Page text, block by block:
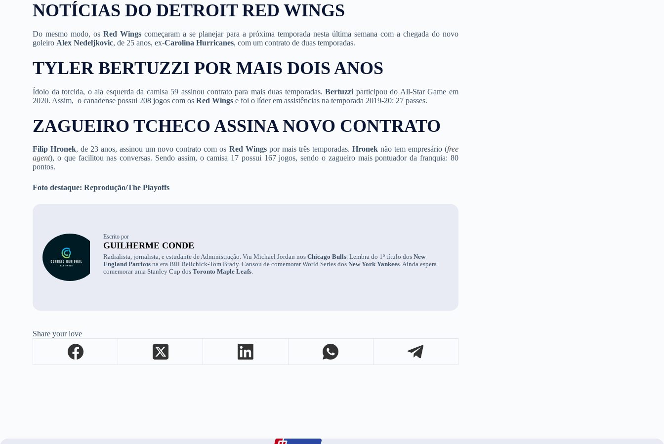
NOTÍCIAS DO DETROIT RED WINGS
Do mesmo modo, osRed Wings começaram a se planejar para a próxima temporada nesta última semana com a chegada do novo
goleiro Alex Nedeljkovic, de 25 anos, ex-Carolina Hurricanes, com um contrato de duas temporadas.
TYLER BERTUZZI POR MAIS DOIS ANOS
Ídolo da torcida, o ala esquerda da camisa 59 assinou contrato para mais duas temporadas.Bertuzzi participou do All-Star Game em
2020. Assim, o canadense possui 208 jogos com osRed Wings e foi o líder em assistências na temporada 2019-20: 27 passes.
ZAGUEIRO TCHECO ASSINA NOVO CONTRATO
Filip Hronek, de 23 anos, assinou um novo contrato com os Red Wingspor mais três temporadas. Hroneknão tem empresário (free
agent), o que facilitou nas conversas. Sendo assim, o camisa 17 possui 167 jogos, sendo o zagueiro mais pontuador da franquia: 80
pontos.
Foto destaque: Reprodução/The Playoffs
Escrito por
GUILHERME CONDE
Radialista, jornalista, e estudante de Administração. Viu Michael Jordan nosChicago Bulls. Lembra do 1º título dosNew
England Patriots na era Bill Belichick-Tom Brady. Cansou de comemorar World Series dosNew York Yankees. Ainda espera
comemorar uma Stanley Cup dosToronto Maple Leafs.
Share your love